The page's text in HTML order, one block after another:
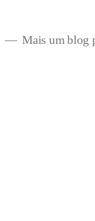
Mais um blog